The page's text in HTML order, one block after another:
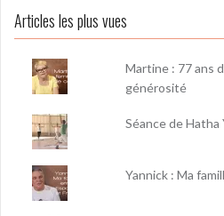
Articles les plus vues
Martine : 77 ans
générosité
Séance de Hatha
Yannick : Ma